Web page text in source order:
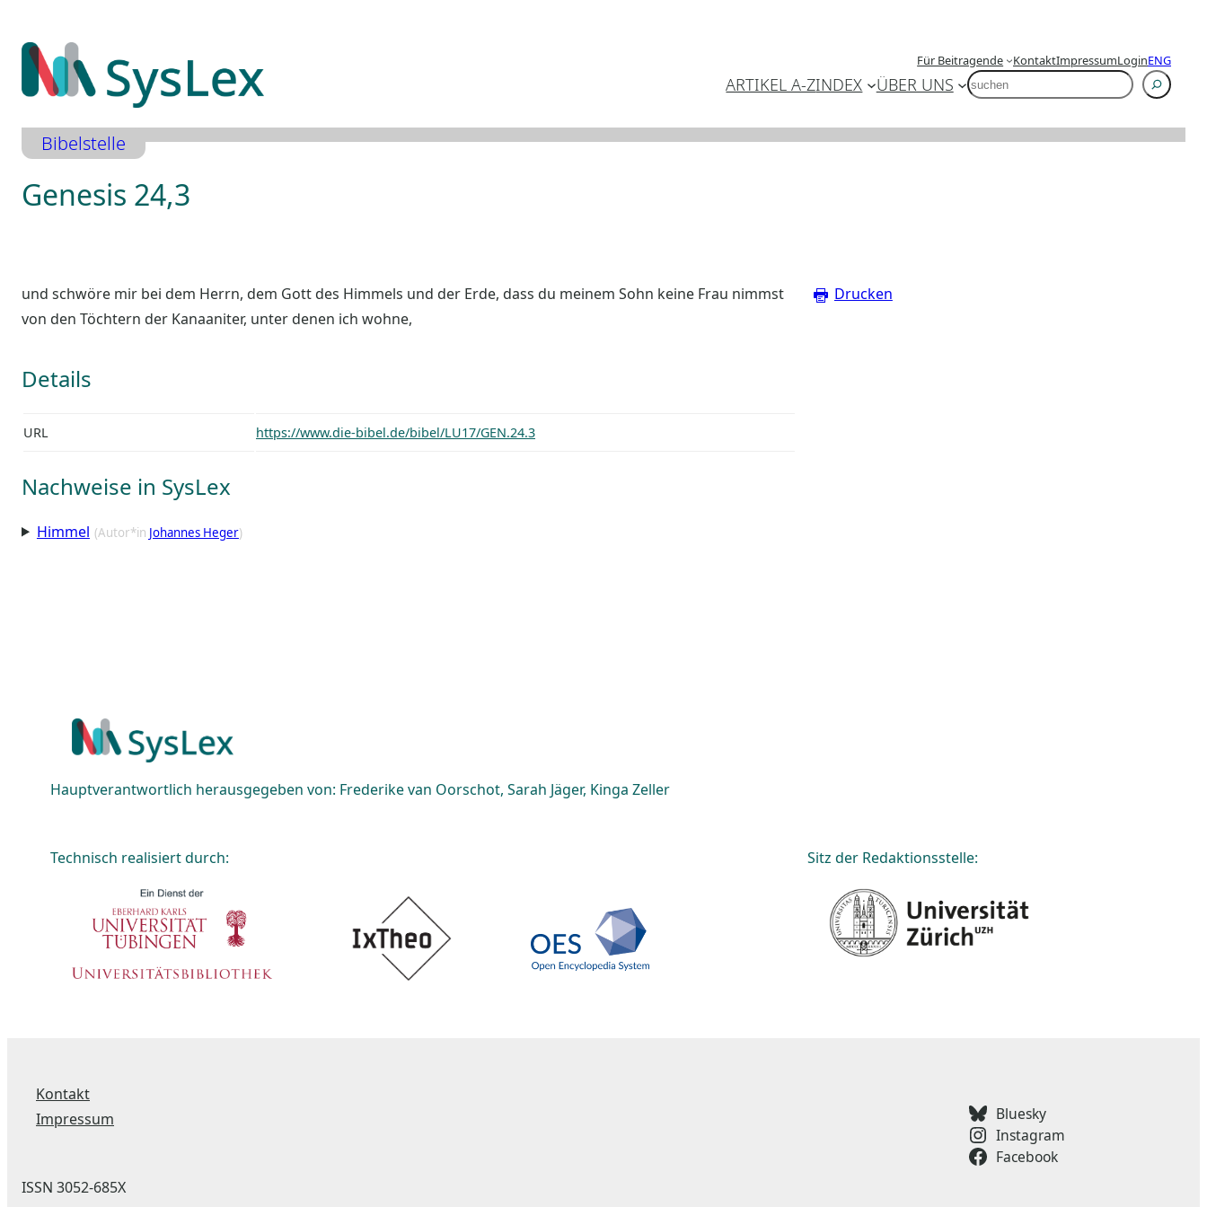
Inhalt
springen
Für Beitragende KontaktImpressumLoginENG
ARTIKEL A-ZINDEX ÜBER UNS SUCHEN
Bibelstelle
Genesis 24,3
und schwöre mir bei dem Herrn, dem Gott des Himmels und der Erde, dass du meinem Sohn keine Frau nimmst
von den Töchtern der Kanaaniter, unter denen ich wohne,
Details
URL https://www.die-bibel.de/bibel/LU17/GEN.24.3
Nachweise in SysLex
Himmel (Autor*in Johannes Heger)
Drucken
Hauptverantwortlich herausgegeben von: Frederike van Oorschot, Sarah Jäger, Kinga Zeller
Technisch realisiert durch: Sitz der Redaktionsstelle:
Kontakt
Impressum
ISSN 3052-685X
Bluesky
Instagram
Facebook